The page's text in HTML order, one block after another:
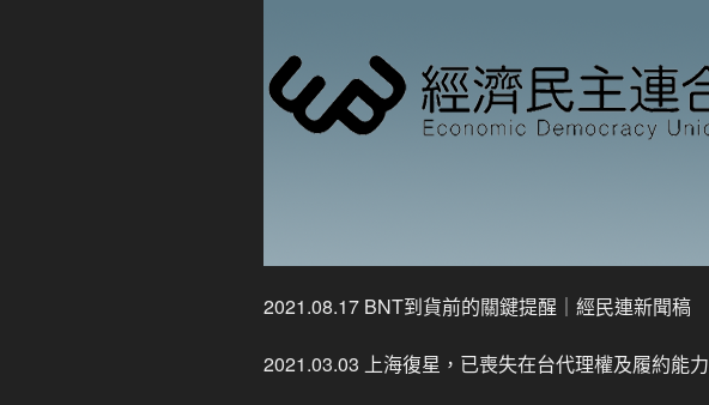
2021.08.17 BNT到貨前的關鍵提醒｜經民連新聞稿
2021.03.03 上海復星，已喪失在台代理權及履約能力